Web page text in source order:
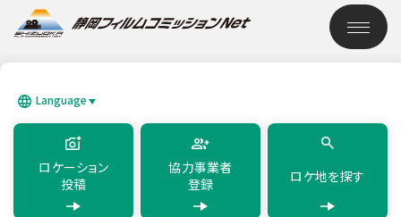
Language
日本語 English 简体中文 繁體中文 한국어 แบบไทย
ロケーション
投稿
協力事業者
登録
ロケ地を探す
ロケーション検索
SEARCH